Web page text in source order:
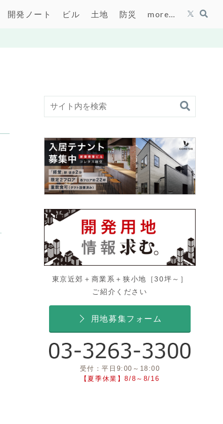
開発ノート ビル 土地 防災 more…
東京近郊＋商業系＋狭小地［30坪～］
ご紹介ください
用地募集フォーム
受付：平日9:00～18:00
【夏季休業】8/8～8/16